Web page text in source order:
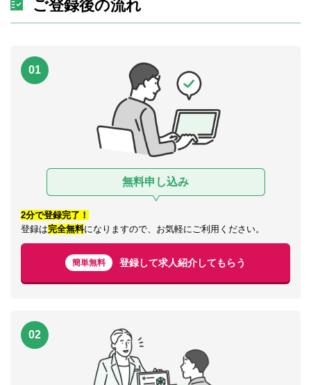
ご登録後の流れ
01
無料申し込み
2分で登録完了！
登録は完全無料になりますので、お気軽にご利用ください。
簡単無料 登録して求人紹介してもらう
02